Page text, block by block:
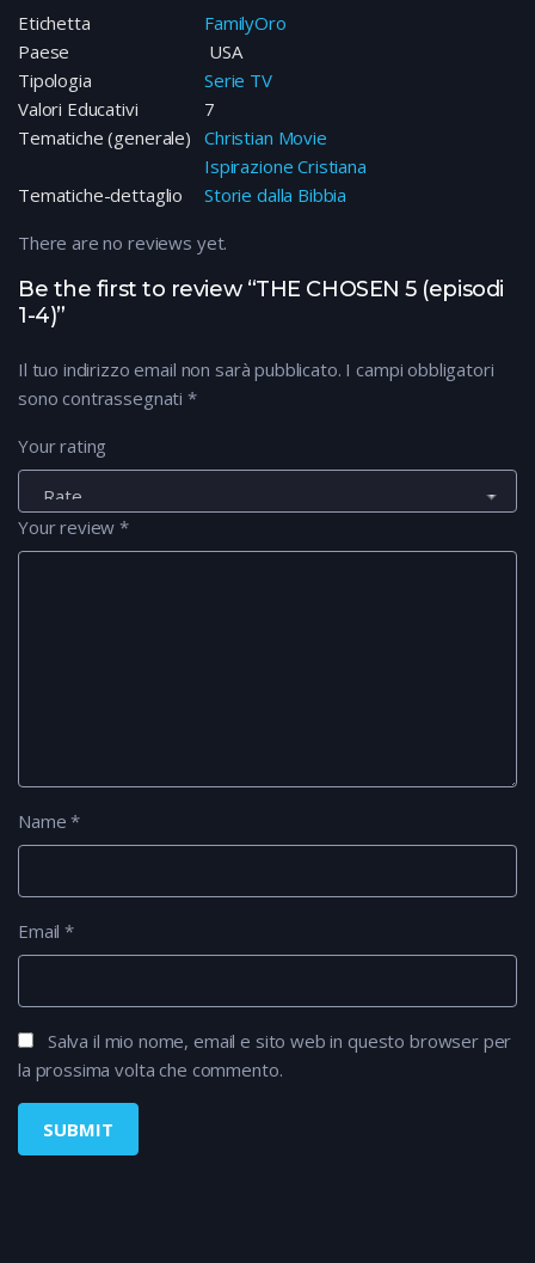
Etichetta
FamilyOro
Paese
USA
Tipologia
Serie TV
Valori Educativi
7
Tematiche (generale) Christian Movie
Ispirazione Cristiana
Tematiche-dettaglio
Storie dalla Bibbia
Be the first to review “THE CHOSEN 5 (episodi
1-4)”
Il tuo indirizzo email non sarà pubblicato. I campi obbligatori
sono contrassegnati *
Your rating
Your review*
Name*
Email*
Salva il mio nome, email e sito web in questo browser per
la prossima volta che commento.
There are no reviews yet.